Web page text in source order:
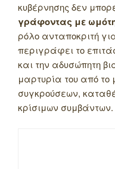
κυβέρνησης δεν
γράφοντας με
ρόλο ανταποκριτή
περιγράφει το
και την αδυσώπητη
μαρτυρία του από το
συγκρούσεων,
κρίσιμων συμβάντων.